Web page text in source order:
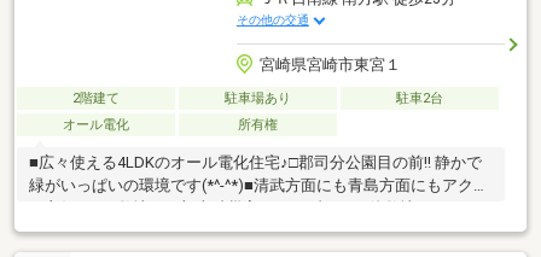
その他の交通
宮崎県宮崎市東宮１
2階建て 駐車場あり
駐車2台
オール電化
所有権
■広々使える4LDKのオール電化住宅♪□郡司分公園目の前!! 静かで
緑がいっぱいの環境です(*^-^*)■清武方面にも青島方面にもアクセ
ーゾーン